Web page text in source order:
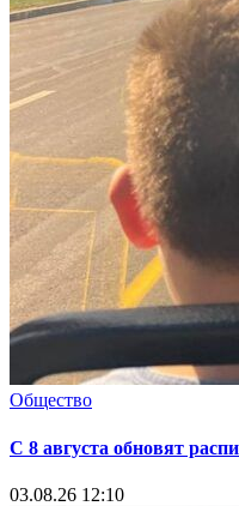
Общество
С 8 августа обновят
03.08.26 12:10